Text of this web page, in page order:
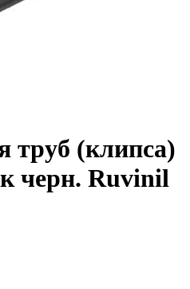
труб (клипса)
черн. Ruvinil